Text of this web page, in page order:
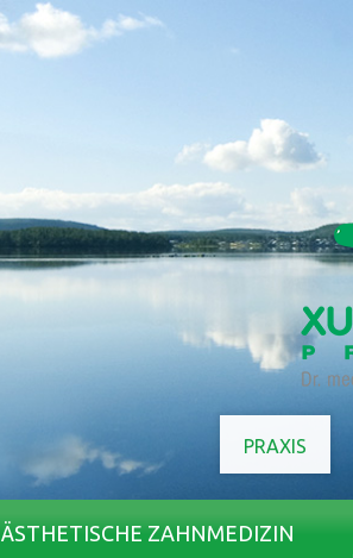
PRAXIS
ÄSTHETISCHE ZAHNMEDIZIN